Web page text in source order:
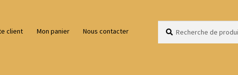
client Mon panier Nous contacter
pour :